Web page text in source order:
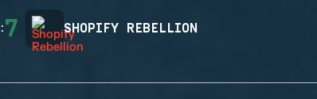
:7 SHOPIFY REBELLION